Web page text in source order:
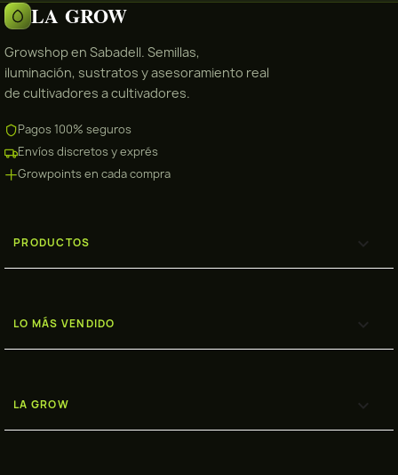
LA GROW
Growshop en Sabadell. Semillas,
iluminación, sustratos y asesoramiento real
de cultivadores a cultivadores.
Pagos 100% seguros
Envíos discretos y exprés
Growpoints en cada compra
PRODUCTOS 
LO MÁS VENDIDO 
LA GROW 